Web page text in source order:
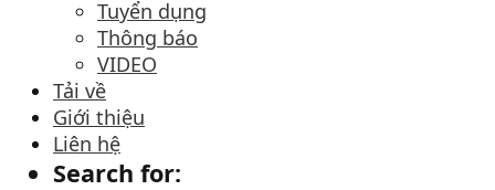
Tuyển dụng
Thông báo
VIDEO
Tải về
Giới thiệu
Liên hệ
Search for: